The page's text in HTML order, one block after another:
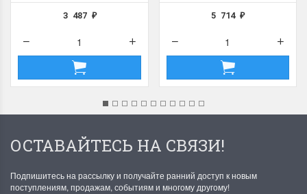
3 487 ₽ 5 714₽
ОСТАВАЙТЕСЬ НА СВЯЗИ!
Подпишитесь на рассылку и получайте ранний доступ к новым
поступлениям, продажам, событиям и многому другому!